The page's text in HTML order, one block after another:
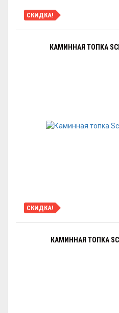
СКИДКА!
КАМИННАЯ ТОПКА
СКИДКА!
КАМИННАЯ ТОПКА